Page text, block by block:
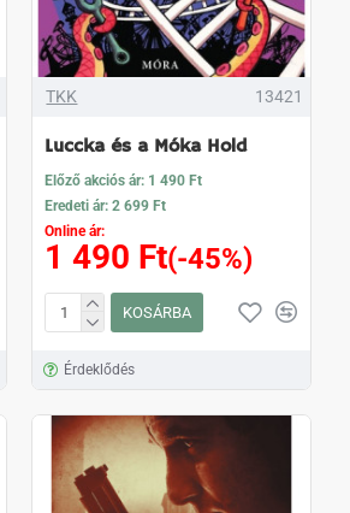
TKK 13421
Luccka ​és a Móka Hold
Előző akciós ár: 1 490 Ft
Eredeti ár: 2 699 Ft
Online ár:
1 490 Ft(-45%)
KOSÁRBA
Érdeklődés